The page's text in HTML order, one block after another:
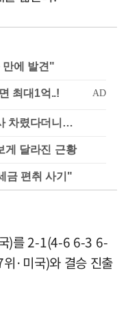
만에 발견"
차렸다더니…
게 달라진 근황
금 편취 사기"
)를 2-1(4-6 6-3 6-
·미국)와 결승 진출